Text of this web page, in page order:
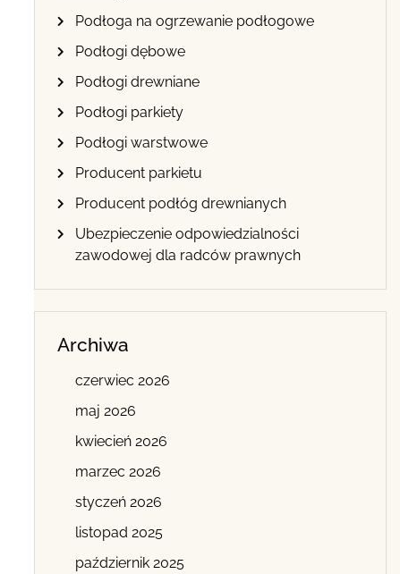
Podłoga na ogrzewanie podłogowe
Podłogi dębowe
Podłogi drewniane
Podłogi parkiety
Podłogi warstwowe
Producent parkietu
Producent podłóg drewnianych
Ubezpieczenie odpowiedzialności
zawodowej dla radców prawnych
Archiwa
czerwiec 2026
maj 2026
kwiecień 2026
marzec 2026
styczeń 2026
listopad 2025
październik 2025